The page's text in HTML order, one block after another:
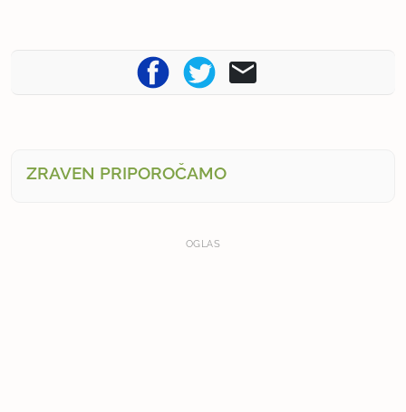
ZRAVEN PRIPOROČAMO
OGLAS